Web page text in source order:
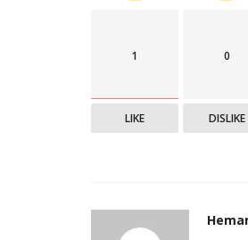
1
LIKE
0
DISLIKE